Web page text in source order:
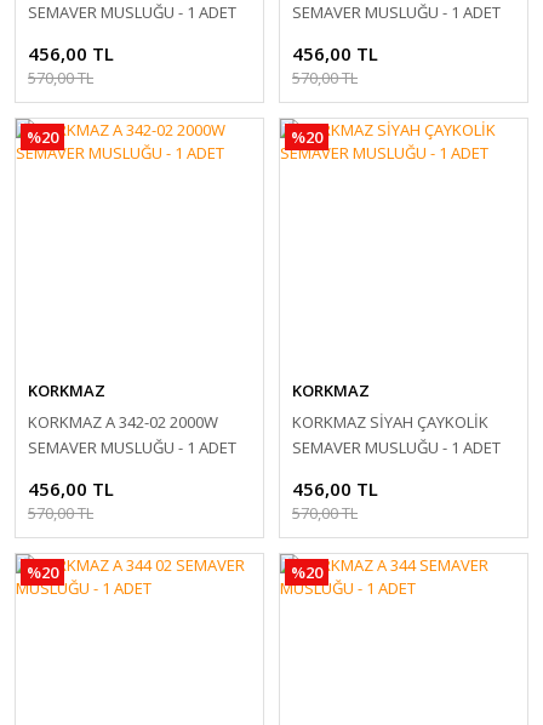
SEMAVER MUSLUĞU - 1 ADET
456,00 TL
570,00 TL
SEMAVER MUSLUĞU - 1 ADET
456,00 TL
570,00 TL
%20
KORKMAZ
KORKMAZ A 342-02 2000W
SEMAVER MUSLUĞU - 1 ADET
456,00 TL
570,00 TL
%20
KORKMAZ
KORKMAZ SİYAH ÇAYKOLİK
SEMAVER MUSLUĞU - 1 ADET
456,00 TL
570,00 TL
%20 %20